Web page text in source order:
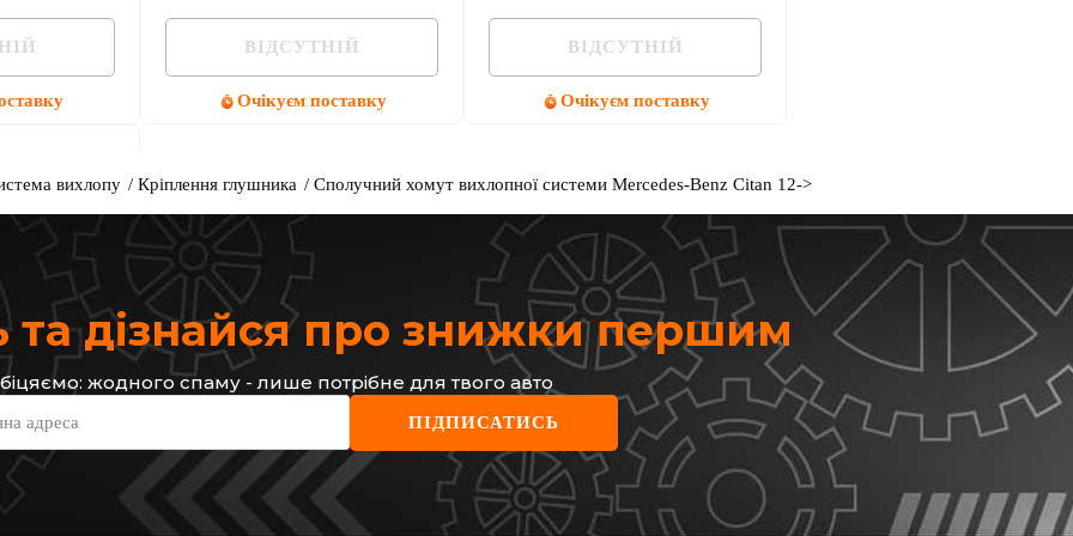
ВІДСУТНІЙ
Очікуєм поставку
ВІДСУТНІЙ
Очікуєм поставку
II + Opel
вихлопу Кріплення глушника Сполучний хомут вихлопної системи Mercedes-Benz Citan 12->
та дізнайся про знижки першим
жодного спаму - лише потрібне для твого авто
адреса ПІДПИСАТИСЬ